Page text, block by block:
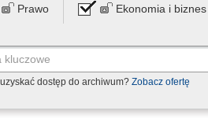
Prawo Ekonomia i biznes
dostęp do archiwum? Zobacz ofertę